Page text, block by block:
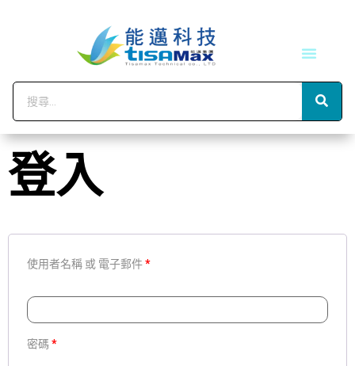
登入
使用者名稱 或 電子郵件*
密碼 *